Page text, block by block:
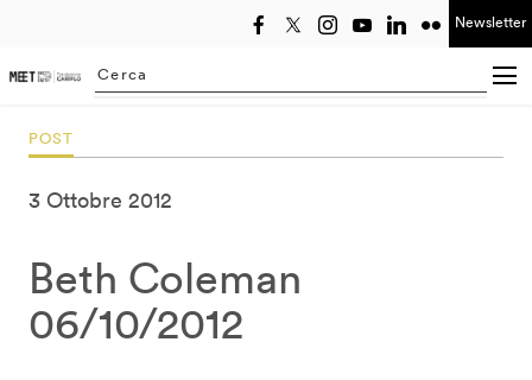
Newsletter
Searching...
POST
3 Ottobre 2012
Beth Coleman
06/10/2012